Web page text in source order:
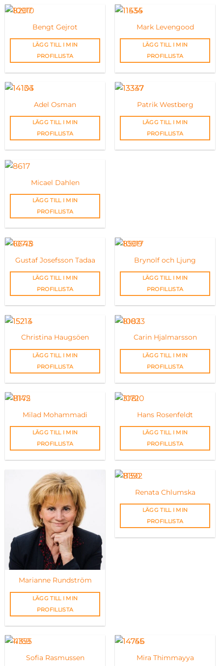
Bengt Gejrot
LÄGG TILL I MIN
PROFILLISTA
Mark Levengood
LÄGG TILL I MIN
PROFILLISTA
Adel Osman
LÄGG TILL I MIN
PROFILLISTA
Patrik Westberg
LÄGG TILL I MIN
PROFILLISTA
Micael Dahlen
LÄGG TILL I MIN
PROFILLISTA
Gustaf Josefsson Tadaa
LÄGG TILL I MIN
PROFILLISTA
Brynolf och Ljung
LÄGG TILL I MIN
PROFILLISTA
Christina Haugsöen
LÄGG TILL I MIN
PROFILLISTA
Carin Hjalmarsson
LÄGG TILL I MIN
PROFILLISTA
Milad Mohammadi
LÄGG TILL I MIN
PROFILLISTA
Hans Rosenfeldt
LÄGG TILL I MIN
PROFILLISTA
Marianne Rundström
LÄGG TILL I MIN
PROFILLISTA
Renata Chlumska
LÄGG TILL I MIN
PROFILLISTA
Sofia Rasmussen Mira Thimmayya